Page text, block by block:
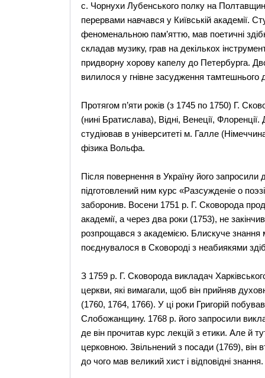
с. Чорнухи Лубенського полку на
перервами навчався у Київській академії.
феноменальною пам’яттю, мав поетичні
складав музику, грав на декількох
придворну хорову капелу до Петербурга.
вилилося у гнівне засудження
Протягом п’яти років (з 1745 по 1750) Г.
(нині Братислава), Відні, Венеції,
студіював в університеті м. Галле
фізика Вольфа.
Після повернення в Україну його запросили
підготовлений ним курс «Разсужденіе о
заборонив. Восени 1751 р. Г. Сковорода
академії, а через два роки (1753), не
розпрощався з академією. Блискуче знання
поєднувалося в Сковороді з неабиякями
З 1759 р. Г. Сковорода викладач
церкви, які вимагали, щоб він прийняв
(1760, 1764, 1766). У ці роки Григорій
Слобожанщину. 1768 р. його запросили
де він прочитав курс лекцій з етики. Але й
церковною. Звільнений з посади (1769), він
до чого мав великий хист і відповідні знання.